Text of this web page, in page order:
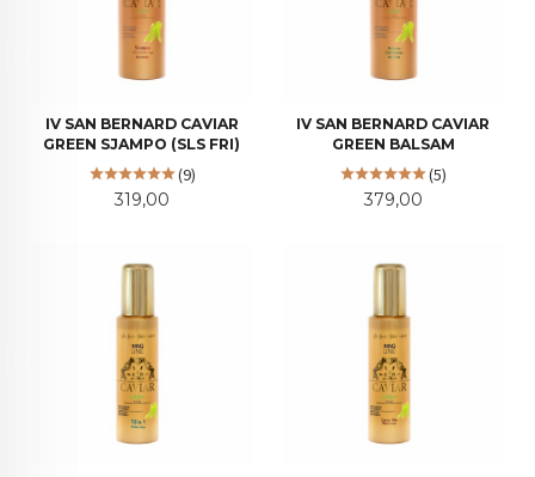
IV SAN BERNARD CAVIAR
GREEN SJAMPO (SLS FRI)
(9)
Pris
319,00
IV SAN BERNARD CAVIAR
GREEN BALSAM
(5)
Pris
379,00